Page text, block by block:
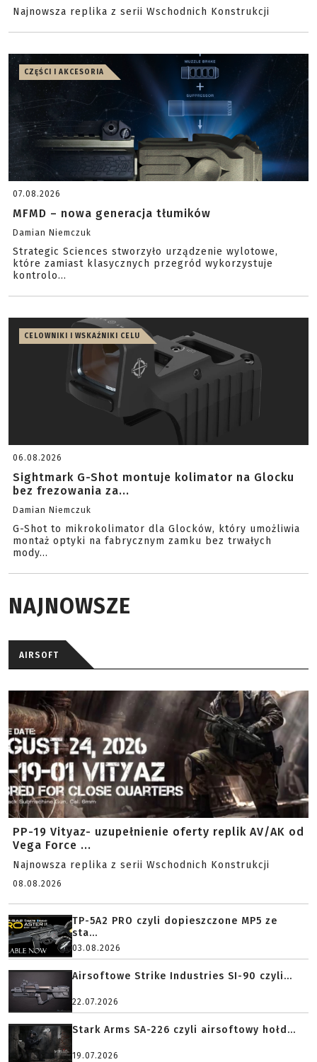
Najnowsza replika z serii Wschodnich Konstrukcji
CZĘŚCI I AKCESORIA
07.08.2026
MFMD – nowa generacja tłumików
Damian Niemczuk
Strategic Sciences stworzyło urządzenie wylotowe,
które zamiast klasycznych przegród wykorzystuje
kontrolo...
CELOWNIKI I WSKAŹNIKI CELU
06.08.2026
Sightmark G-Shot montuje kolimator na Glocku
bez frezowania za...
Damian Niemczuk
G-Shot to mikrokolimator dla Glocków, który umożliwia
montaż optyki na fabrycznym zamku bez trwałych
mody...
NAJNOWSZE
AIRSOFT
PP-19 Vityaz- uzupełnienie oferty replik AV/AK od
Vega Force ...
Najnowsza replika z serii Wschodnich Konstrukcji
08.08.2026
TP-5A2 PRO czyli dopieszczone MP5 ze
sta...
03.08.2026
Airsoftowe Strike Industries SI-90 czyli...
22.07.2026
Stark Arms SA-226 czyli airsoftowy hołd...
19.07.2026